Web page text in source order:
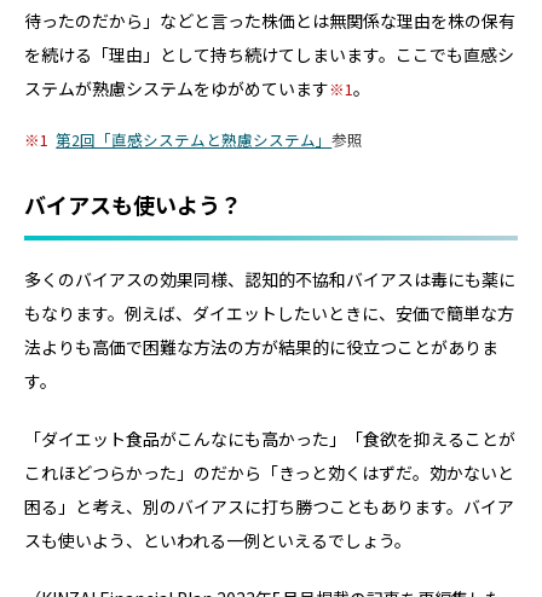
待ったのだから」などと言った株価とは無関係な理由を株の保有
を続ける「理由」として持ち続けてしまいます。ここでも直感シ
ステムが熟慮システムをゆがめています
1。
1 第2回「直感システムと熟慮システム」参照
バイアスも使いよう？
多くのバイアスの効果同様、認知的不協和バイアスは毒にも薬に
もなります。例えば、ダイエットしたいときに、安価で簡単な方
法よりも高価で困難な方法の方が結果的に役立つことがありま
す。
「ダイエット食品がこんなにも高かった」「食欲を抑えることが
これほどつらかった」のだから「きっと効くはずだ。効かないと
困る」と考え、別のバイアスに打ち勝つこともあります。バイア
スも使いよう、といわれる一例といえるでしょう。